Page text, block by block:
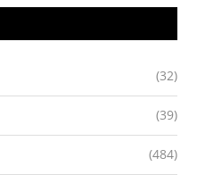
(32)
(39)
(484)